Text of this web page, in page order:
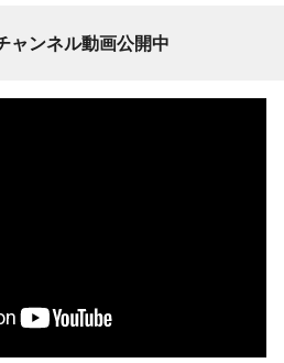
ャンネル動画公開中